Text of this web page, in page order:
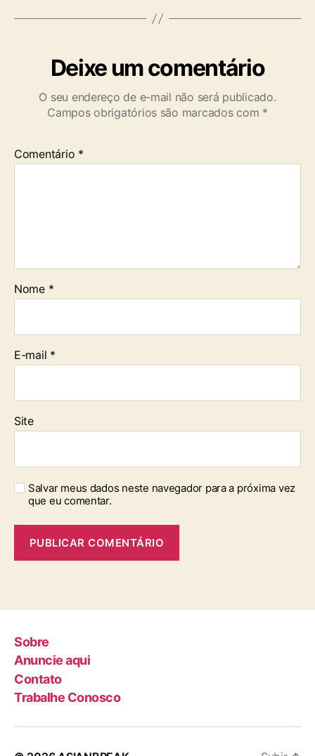
V
Deixe um comentário
O seu endereço de e-mail não será publicado.
Campos obrigatórios são marcados com *
Comentário *
Nome *
E-mail *
Site
Salvar meus dados neste navegador para a próxima vez
que eu comentar.
Sobre
Anuncie aqui
Contato
Trabalhe Conosco